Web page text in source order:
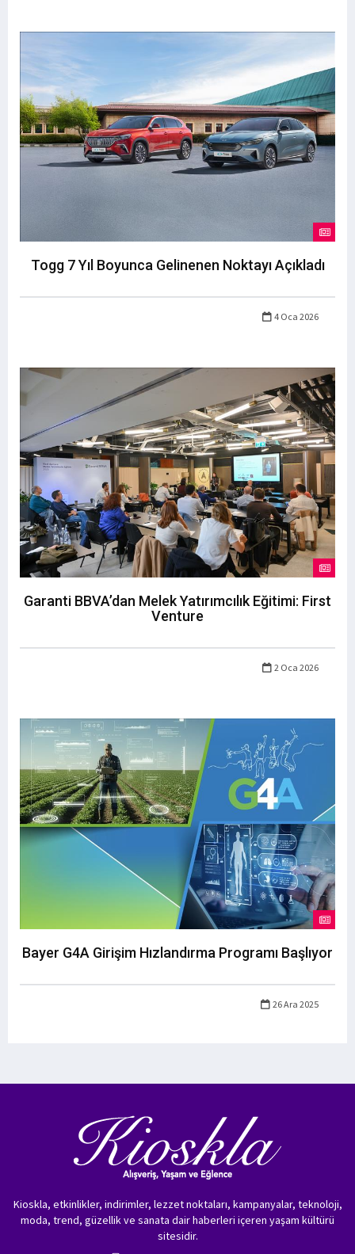
Togg 7 Yıl Boyunca Gelinenen Noktayı Açıkladı
4 Oca 2026
Garanti BBVA’dan Melek Yatırımcılık Eğitimi: First
Venture
2 Oca 2026
Bayer G4A Girişim Hızlandırma Programı Başlıyor
26 Ara 2025
Kioskla, etkinlikler, indirimler, lezzet noktaları, kampanyalar, teknoloji,
moda, trend, güzellik ve sanata dair haberleri içeren yaşam kültürü
sitesidir.